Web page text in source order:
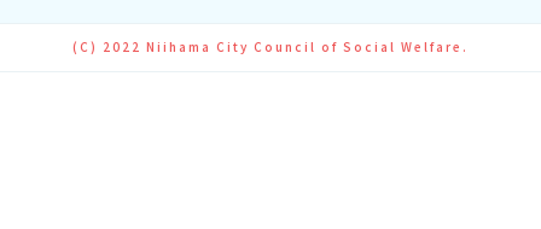
(C) 2022 Niihama City Council of Social Welfare.